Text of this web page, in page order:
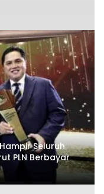
Seluruh
PLN Berbayar